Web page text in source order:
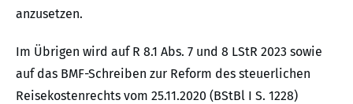
anzusetzen.
Im Übrigen wird auf R 8.1 Abs. 7 und 8 LStR 2023 sowie
auf das BMF-Schreiben zur Reform des steuerlichen
Reisekostenrechts vom 25.11.2020 (BStBl I S. 1228)